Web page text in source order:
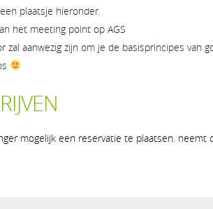
plaatsje hieronder.
het meeting point op AGS
zal aanwezig zijn om je de basisprincipes van
mogelijk een reservatie te plaatsen. neemt